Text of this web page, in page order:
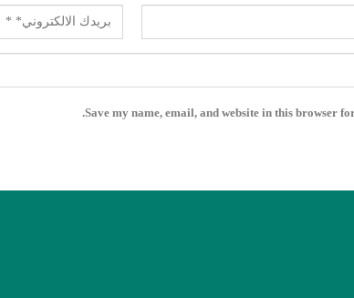
Save my name, email, and website in this browser